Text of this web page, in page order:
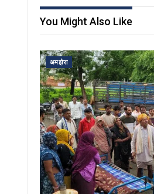
You Might Also Like
अमझेरा